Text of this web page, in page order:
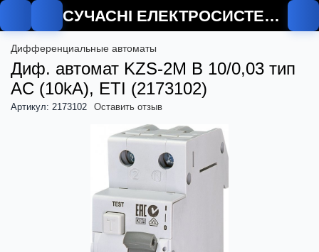
СУЧАСНІ ЕЛЕКТРОСИСТЕМИ
Дифференциальные автоматы
Диф. автомат KZS-2M B 10/0,03 тип
AC (10kA), ETI (2173102)
Артикул: 2173102 Оставить отзыв